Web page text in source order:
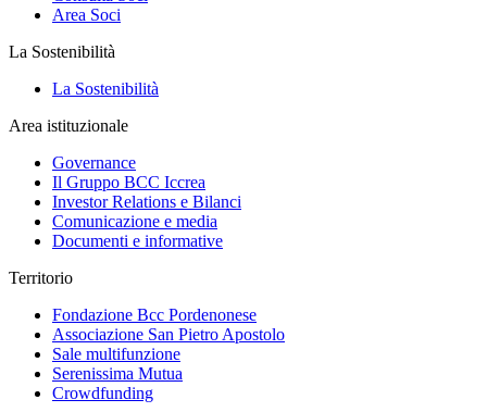
Area Soci
La Sostenibilità
La Sostenibilità
Area istituzionale
Governance
Il Gruppo BCC Iccrea
Investor Relations e Bilanci
Comunicazione e media
Documenti e informative
Territorio
Fondazione Bcc Pordenonese
Associazione San Pietro Apostolo
Sale multifunzione
Serenissima Mutua
Crowdfunding